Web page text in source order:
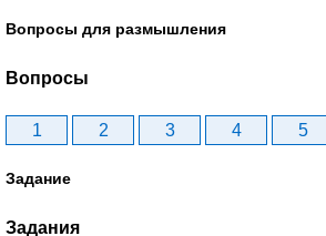
Вопросы для размышления
Вопросы
1 2 3 4 5
Задание
Задания